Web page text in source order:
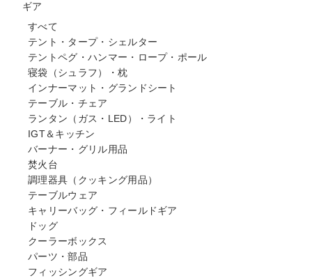
ギア
すべて
テント・タープ・シェルター
テントペグ・ハンマー・ロープ・ポール
寝袋（シュラフ）・枕
インナーマット・グランドシート
テーブル・チェア
ランタン（ガス・LED）・ライト
IGT＆キッチン
バーナー・グリル用品
焚火台
調理器具（クッキング用品）
テーブルウェア
キャリーバッグ・フィールドギア
ドッグ
クーラーボックス
パーツ・部品
フィッシングギア